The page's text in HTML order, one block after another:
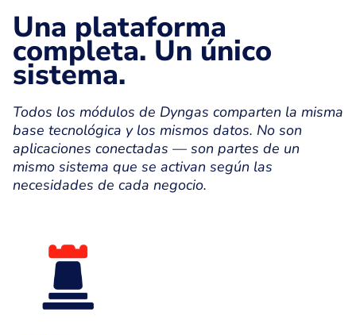
Una plataforma
completa. Un único
sistema.
Todos los módulos de Dyngas comparten la misma
base tecnológica y los mismos datos. No son
aplicaciones conectadas — son partes de un
mismo sistema que se activan según las
necesidades de cada negocio.